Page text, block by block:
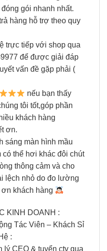
gói nhanh nhất.
hàng hỗ trợ theo quy
trực tiếp với shop qua
để được giải đáp
vấn đề gặp phải (
nếu bạn thấy
tôi tốt,góp phần
khách hàng
ơn.
sáng màn hình mầu
có thể hơi khác đôi chút
thông cảm và cho
lệch nhỏ do đo lường
ơn khách hàng
KINH DOANH :
Tác Viên – Khách Sỉ
:
lý CEO & tuyển ctv qua